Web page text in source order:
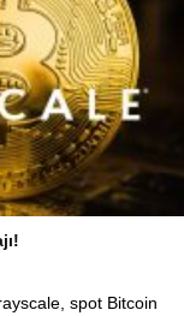
spot Bitcoin